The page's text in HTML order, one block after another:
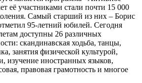
её участниками стали почти 15 000
Самый старший из них – Борис
95-летний юбилей. Сегодня
доступны 26 различных
скандинавская ходьба, танцы,
занятия физической культурой,
изучение иностранных языков,
правовая грамотность и многое